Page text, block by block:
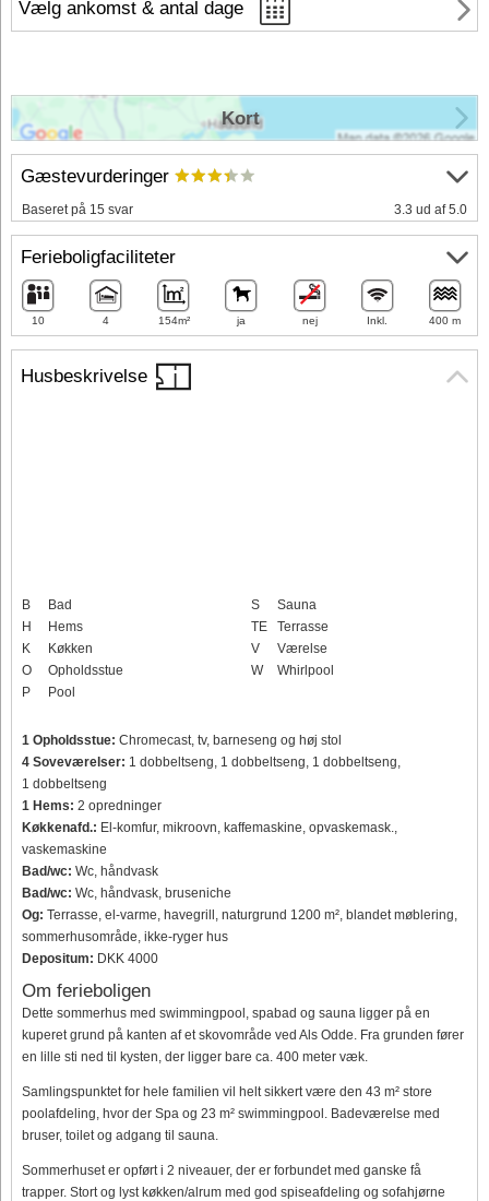
Vælg ankomst & antal dage
Husbeskrivelse
B
Bad
H
Hems
K
Køkken
O
Opholdsstue
P
Pool
S
Sauna
TE
Terrasse
V
Værelse
W
Whirlpool
1 Opholdsstue: Chromecast, tv, barneseng og høj stol
4 Soveværelser: 1 dobbeltseng, 1 dobbeltseng, 1 dobbeltseng,
1 dobbeltseng
1 Hems: 2 opredninger
Køkkenafd.: El-komfur, mikroovn, kaffemaskine, opvaskemask.,
vaskemaskine
Bad/wc: Wc, håndvask
Bad/wc: Wc, håndvask, bruseniche
Og: Terrasse, el-varme, havegrill, naturgrund 1200 m², blandet møblering,
sommerhusområde, ikke-ryger hus
Depositum: DKK 4000
Om ferieboligen
Dette sommerhus med swimmingpool, spabad og sauna ligger på en
kuperet grund på kanten af et skovområde ved Als Odde. Fra grunden fører
en lille sti ned til kysten, der ligger bare ca. 400 meter væk.
Samlingspunktet for hele familien vil helt sikkert være den 43 m² store
poolafdeling, hvor der Spa og 23 m² swimmingpool. Badeværelse med
bruser, toilet og adgang til sauna.
Sommerhuset er opført i 2 niveauer, der er forbundet med ganske få
trapper. Stort og lyst køkken/alrum med god spiseafdeling og sofahjørne
Gæstevurderinger
Baseret på 15 svar 3.3 ud af 5.0
Ferieboligfaciliteter
10 4 154m² ja nej Inkl. 400 m
Kort